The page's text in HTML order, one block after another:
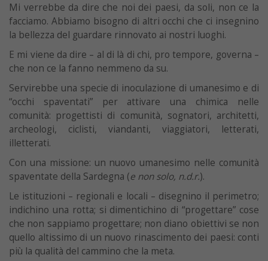
Mi verrebbe da dire che noi dei paesi, da soli, non ce la
facciamo. Abbiamo bisogno di altri occhi che ci insegnino
la bellezza del guardare rinnovato ai nostri luoghi.
E mi viene da dire – al di là di chi, pro tempore, governa –
che non ce la fanno nemmeno da su.
Servirebbe una specie di inoculazione di umanesimo e di
“occhi spaventati” per attivare una chimica nelle
comunità: progettisti di comunità, sognatori, architetti,
archeologi, ciclisti, viandanti, viaggiatori, letterati,
illetterati.
Con una missione: un nuovo umanesimo nelle comunità
spaventate della Sardegna (e non solo, n.d.r.).
Le istituzioni – regionali e locali – disegnino il perimetro;
indichino una rotta; si dimentichino di “progettare” cose
che non sappiamo progettare; non diano obiettivi se non
quello altissimo di un nuovo rinascimento dei paesi: conti
più la qualità del cammino che la meta.